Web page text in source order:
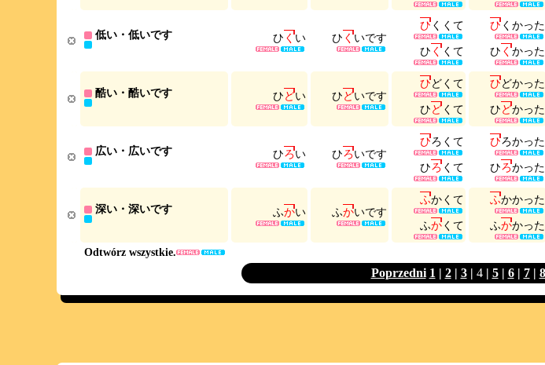
Odtwórz wszystkie.
低い・低いです ひ くい ひ くいです
ひく く て
ひ くく て
ひく かった
ひ くかった
酷い・酷いです ひどい ひどいです
ひどく て
ひどく て
ひどかった
ひどかった
広い・広いです ひろい ひろいです
ひろ く て
ひろく て
ひろかった
ひろかった
深い・深いです ふかい ふかいです
ふかく て
ふかく て
ふかかった
ふかかった
Poprzedni 1 | 2| 3| 4| 5| 6| 7| 8